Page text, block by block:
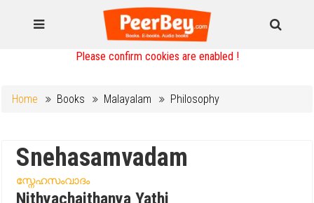
Please confirm cookies are enabled !
Home Books Malayalam Philosophy
Snehasamvadam
സ്നേഹസംവാദം
Nithyachaithanya Yathi